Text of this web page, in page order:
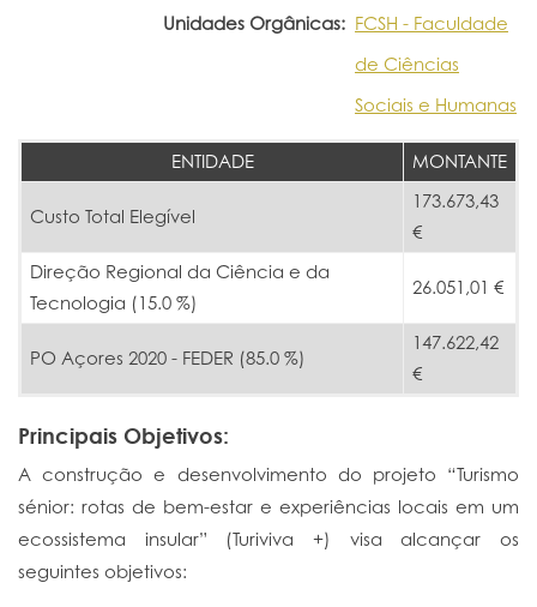
Unidades Orgânicas: FCSH - Faculdade
de Ciências
Sociais e Humanas
ENTIDADE MONTANTE
Custo Total Elegível
173.673,43
€
Direção Regional da Ciência e da
Tecnologia (15.0 %)
26.051,01 €
PO Açores 2020 - FEDER (85.0 %)
147.622,42
€
Principais Objetivos:
A construção e desenvolvimento do projeto “Turismo
sénior: rotas de bem-estar e experiências locais em um
ecossistema insular” (Turiviva +) visa alcançar os
seguintes objetivos: